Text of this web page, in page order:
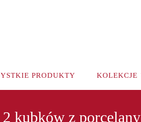
PRODUKTY KOLEKCJE
2 kubków z porcelany